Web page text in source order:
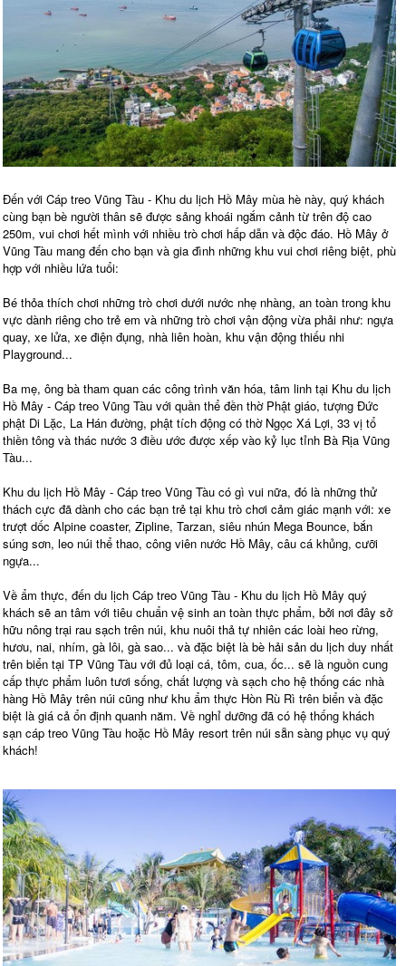
Đến với Cáp treo Vũng Tàu - Khu du lịch Hồ Mây mùa hè này, quý khách
cùng bạn bè người thân sẽ được sảng khoái ngắm cảnh từ trên độ cao
250m, vui chơi hết mình với nhiều trò chơi hấp dẫn và độc đáo. Hồ Mây ở
Vũng Tàu mang đến cho bạn và gia đình những khu vui chơi riêng biệt, phù
hợp với nhiều lứa tuổi:
Bé thỏa thích chơi những trò chơi dưới nước nhẹ nhàng, an toàn trong khu
vực dành riêng cho trẻ em và những trò chơi vận động vừa phải như: ngựa
quay, xe lửa, xe điện đụng, nhà liên hoàn, khu vận động thiếu nhi
Playground...
Ba mẹ, ông bà tham quan các công trình văn hóa, tâm linh tại Khu du lịch
Hồ Mây - Cáp treo Vũng Tàu với quần thể đền thờ Phật giáo, tượng Đức
phật Di Lặc, La Hán đường, phật tích động có thờ Ngọc Xá Lợi, 33 vị tổ
thiền tông và thác nước 3 điều ước được xếp vào kỷ lục tỉnh Bà Rịa Vũng
Tàu...
Khu du lịch Hồ Mây - Cáp treo Vũng Tàu có gì vui nữa, đó là những thử
thách cực đã dành cho các bạn trẻ tại khu trò chơi cảm giác mạnh với: xe
trượt dốc Alpine coaster, Zipline, Tarzan, siêu nhún Mega Bounce, bắn
súng sơn, leo núi thể thao, công viên nước Hồ Mây, câu cá khủng, cưỡi
ngựa...
Về ẩm thực, đến du lịch Cáp treo Vũng Tàu - Khu du lịch Hồ Mây quý
khách sẽ an tâm với tiêu chuẩn vệ sinh an toàn thực phẩm, bởi nơi đây sở
hữu nông trại rau sạch trên núi, khu nuôi thả tự nhiên các loài heo rừng,
hươu, nai, nhím, gà lôi, gà sao... và đặc biệt là bè hải sản du lịch duy nhất
trên biển tại TP Vũng Tàu với đủ loại cá, tôm, cua, ốc... sẽ là nguồn cung
cấp thực phẩm luôn tươi sống, chất lượng và sạch cho hệ thống các nhà
hàng Hồ Mây trên núi cũng như khu ẩm thực Hòn Rù Rì trên biển và đặc
biệt là giá cả ổn định quanh năm. Về nghỉ dưỡng đã có hệ thống khách
sạn cáp treo Vũng Tàu hoặc Hồ Mây resort trên núi sẵn sàng phục vụ quý
khách!